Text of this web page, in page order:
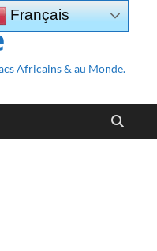
Africains & au Monde.
Français